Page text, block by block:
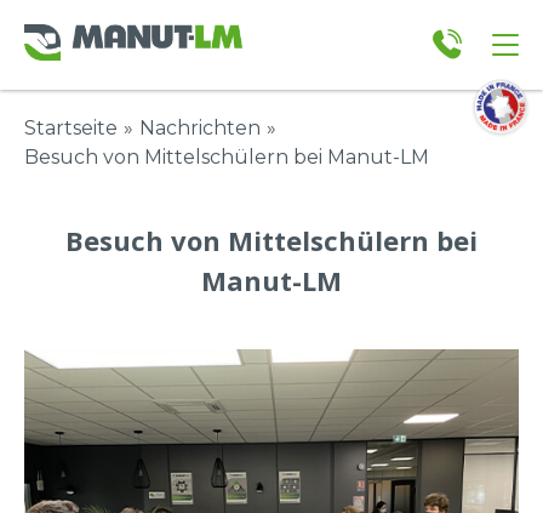
Startseite » Nachrichten »
Besuch von Mittelschülern bei Manut-LM
Besuch von Mittelschülern bei
Manut-LM